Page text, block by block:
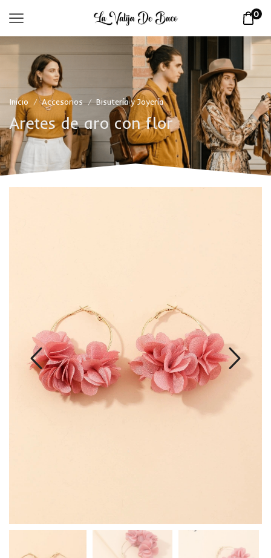
0
Inicio / Accesorios / Bisutería y Joyería
Aretes de aro con flor